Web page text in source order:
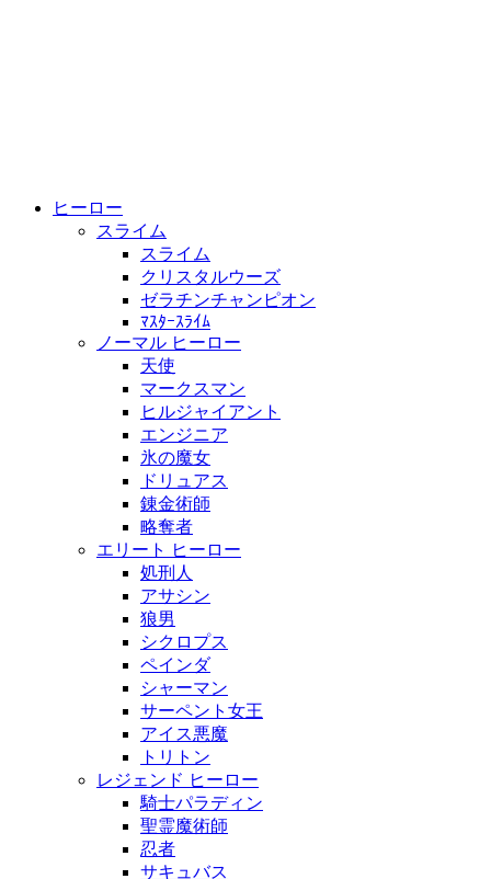
ヒーロー
スライム
スライム
クリスタルウーズ
ゼラチンチャンピオン
ﾏｽﾀｰｽﾗｲﾑ
ノーマル ヒーロー
天使
マークスマン
ヒルジャイアント
エンジニア
氷の魔女
ドリュアス
錬金術師
略奪者
エリート ヒーロー
処刑人
アサシン
狼男
シクロプス
ペインダ
シャーマン
サーペント女王
アイス悪魔
トリトン
レジェンド ヒーロー
騎士パラディン
聖霊魔術師
忍者
サキュバス